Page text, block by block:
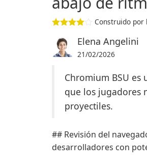
Construido por
Elena Angelini
21/02/2026
Chromium BSU
que los jugadores
proyectiles.
## Revisión del
desarrolladores con